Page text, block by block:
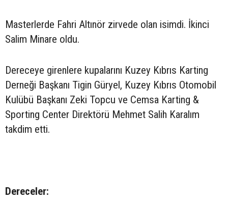
Masterlerde Fahri Altınör zirvede olan isimdi. İkinci
Salim Minare oldu.
Dereceye girenlere kupalarını Kuzey Kıbrıs Karting
Derneği Başkanı Tigin Güryel, Kuzey Kıbrıs Otomobil
Kulübü Başkanı Zeki Topcu ve Cemsa Karting &
Sporting Center Direktörü Mehmet Salih Karalım
takdim etti.
Dereceler: